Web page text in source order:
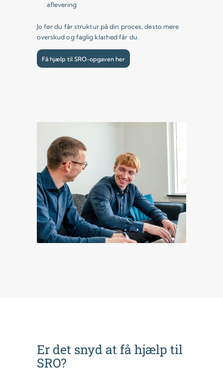
aflevering
Jo før du får struktur på din proces, desto mere
overskud og faglig klarhed får du.
Få hjælp til SRO-opgaven her
Er det snyd at få hjælp til
SRO?